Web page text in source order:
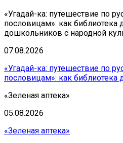
«Угадай-ка: путешествие по
пословицам»: как библиотека
дошкольников с народной
07.08.2026
«Угадай-ка: путешествие по
пословицам»: как библиотека
«Зеленая аптека»
05.08.2026
«Зеленая аптека»